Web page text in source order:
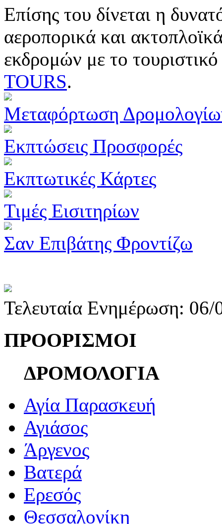
Επίσης του δίνεται η
αεροπορικά και
εκδρομών με το
TOURS.
Μεταφόρτωση
Εκπτώσεις Προσφορές
Εκπτωτικές Κάρτες
Τιμές Εισιτηρίων
Σαν Επιβάτης Φροντίζω
Τελευταία Ενημέρωση:
ΠΡΟΟΡΙΣΜΟΙ
ΔΡΟΜΟΛΟΓΙΑ
Αγία Παρασκευή
Αγιάσος
Άργενος
Βατερά
Ερεσός
Θεσσαλονίκη